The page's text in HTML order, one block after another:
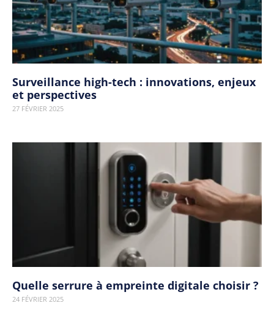
Surveillance high-tech : innovations, enjeux
et perspectives
27 FÉVRIER 2025
Quelle serrure à empreinte digitale choisir ?
24 FÉVRIER 2025